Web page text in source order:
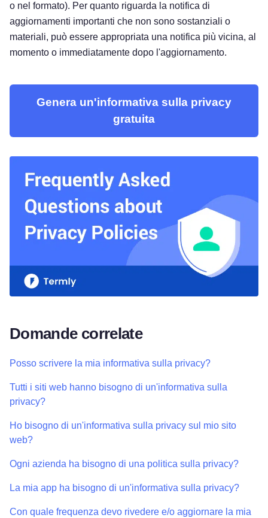
o nel formato). Per quanto riguarda la notifica di
aggiornamenti importanti che non sono sostanziali o
materiali, può essere appropriata una notifica più vicina, al
momento o immediatamente dopo l'aggiornamento.
Genera un'informativa sulla privacy
gratuita
Domande correlate
Posso scrivere la mia informativa sulla privacy?
Tutti i siti web hanno bisogno di un'informativa sulla
privacy?
Ho bisogno di un'informativa sulla privacy sul mio sito
web?
Ogni azienda ha bisogno di una politica sulla privacy?
La mia app ha bisogno di un'informativa sulla privacy?
Con quale frequenza devo rivedere e/o aggiornare la mia